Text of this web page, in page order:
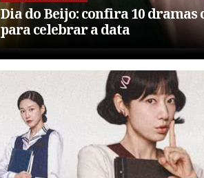
Dia do Beijo: confira 10 dramas
para celebrar a data